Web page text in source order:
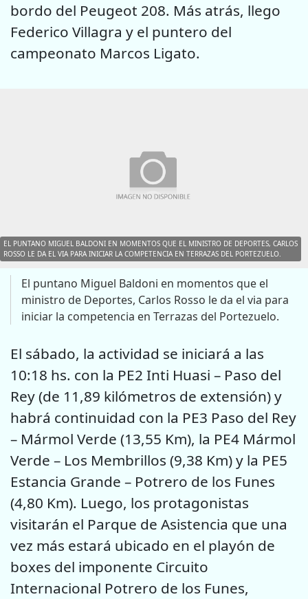
bordo del Peugeot 208. Más atrás, llego
Federico Villagra y el puntero del
campeonato Marcos Ligato.
EL PUNTANO MIGUEL BALDONI EN MOMENTOS QUE EL MINISTRO DE DEPORTES, CARLOS
ROSSO LE DA EL VIA PARA INICIAR LA COMPETENCIA EN TERRAZAS DEL PORTEZUELO.
El puntano Miguel Baldoni en momentos que el
ministro de Deportes, Carlos Rosso le da el via para
iniciar la competencia en Terrazas del Portezuelo.
El sábado, la actividad se iniciará a las
10:18 hs. con la PE2 Inti Huasi – Paso del
Rey (de 11,89 kilómetros de extensión) y
habrá continuidad con la PE3 Paso del Rey
– Mármol Verde (13,55 Km), la PE4 Mármol
Verde – Los Membrillos (9,38 Km) y la PE5
Estancia Grande – Potrero de los Funes
(4,80 Km). Luego, los protagonistas
visitarán el Parque de Asistencia que una
vez más estará ubicado en el playón de
boxes del imponente Circuito
Internacional Potrero de los Funes,